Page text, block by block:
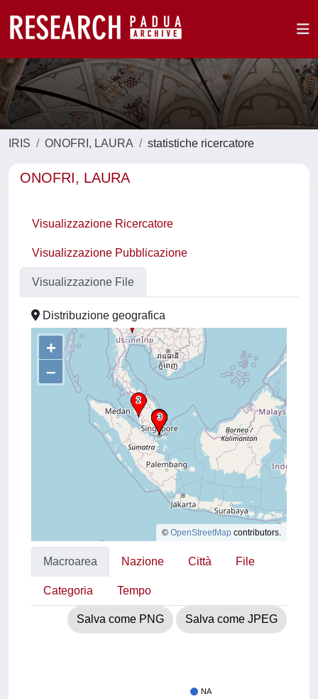
IRIS ONOFRI, LAURA statistiche ricercatore
ONOFRI, LAURA
Visualizzazione Ricercatore
Visualizzazione Pubblicazione
Visualizzazione File
Distribuzione geografica
+
–
© OpenStreetMap contributors.
Macroarea Nazione Città File
Categoria Tempo
Salva come PNG Salva come JPEG
NA